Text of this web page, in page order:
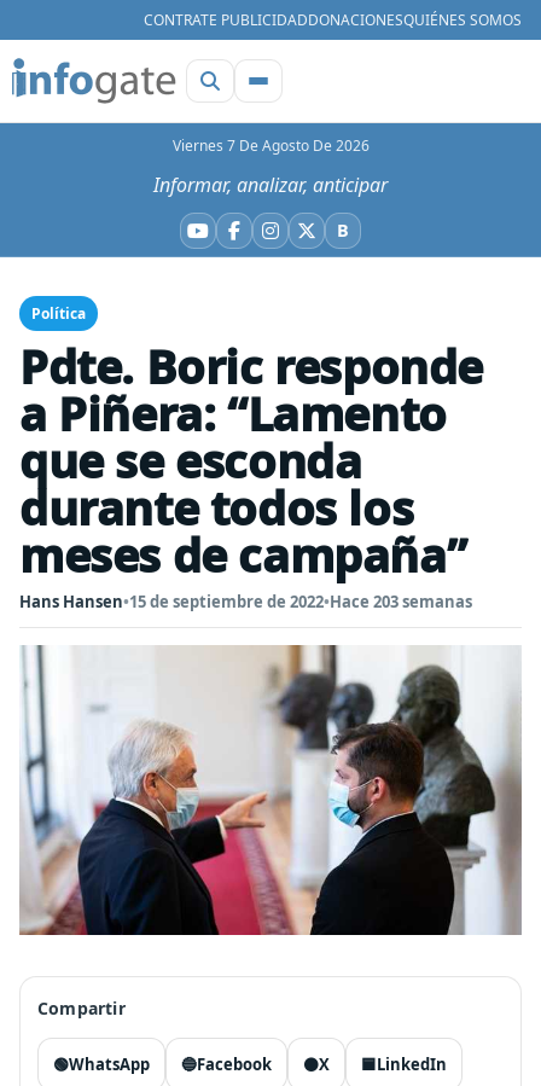
CONTRATE PUBLICIDADDONACIONESQUIÉNES SOMOS
Viernes 7 De Agosto De 2026
Informar, analizar, anticipar
YouTube
Facebook
Instagram
X BBluesky
Política
Pdte. Boric responde
a Piñera: “Lamento
que se esconda
durante todos los
meses de campaña”
Hans Hansen•15 de septiembre de 2022•Hace 203 semanas
Compartir
🟢WhatsApp 🔵Facebook ⚫X 🟦LinkedIn